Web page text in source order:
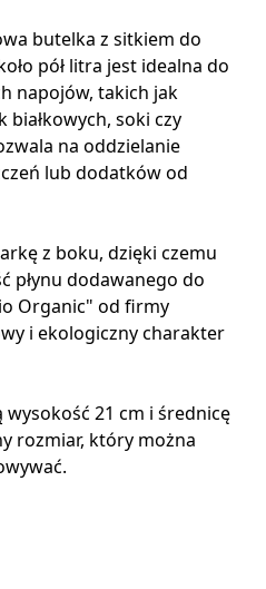
butelka z sitkiem do
pół litra jest idealna do
napojów, takich jak
białkowych, soki czy
na oddzielanie
lub dodatków od
z boku, dzięki czemu
płynu dodawanego do
Organic" od firmy
i ekologiczny charakter
21 cm i średnicę
rozmiar, który można